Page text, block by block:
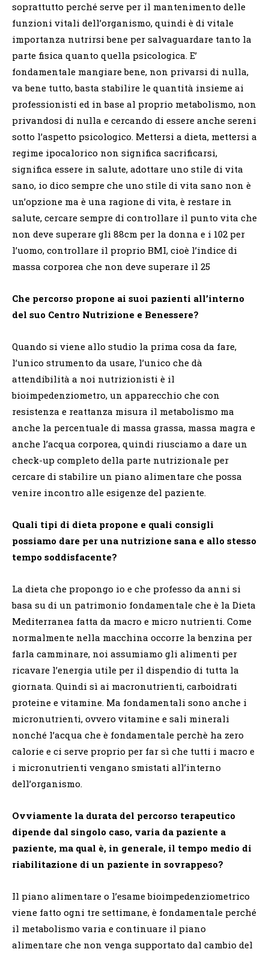
soprattutto perché serve per il mantenimento delle
funzioni vitali dell’organismo, quindi è di vitale
importanza nutrirsi bene per salvaguardare tanto la
parte fisica quanto quella psicologica. E’
fondamentale mangiare bene, non privarsi di nulla,
va bene tutto, basta stabilire le quantità insieme ai
professionisti ed in base al proprio metabolismo, non
privandosi di nulla e cercando di essere anche sereni
sotto l’aspetto psicologico. Mettersi a dieta, mettersi a
regime ipocalorico non significa sacrificarsi,
significa essere in salute, adottare uno stile di vita
sano, io dico sempre che uno stile di vita sano non è
un’opzione ma è una ragione di vita, è restare in
salute, cercare sempre di controllare il punto vita che
non deve superare gli 88cm per la donna e i 102 per
l’uomo, controllare il proprio BMI, cioè l’indice di
massa corporea che non deve superare il 25
Che percorso propone ai suoi pazienti all’interno
del suo Centro Nutrizione e Benessere?
Quando si viene allo studio la prima cosa da fare,
l’unico strumento da usare, l’unico che dà
attendibilità a noi nutrizionisti è il
bioimpedenziometro, un apparecchio che con
resistenza e reattanza misura il metabolismo ma
anche la percentuale di massa grassa, massa magra e
anche l’acqua corporea, quindi riusciamo a dare un
check-up completo della parte nutrizionale per
cercare di stabilire un piano alimentare che possa
venire incontro alle esigenze del paziente.
Quali tipi di dieta propone e quali consigli
possiamo dare per una nutrizione sana e allo stesso
tempo soddisfacente?
La dieta che propongo io e che professo da anni si
basa su di un patrimonio fondamentale che è la Dieta
Mediterranea fatta da macro e micro nutrienti. Come
normalmente nella macchina occorre la benzina per
farla camminare, noi assumiamo gli alimenti per
ricavare l’energia utile per il dispendio di tutta la
giornata. Quindi sì ai macronutrienti, carboidrati
proteine e vitamine. Ma fondamentali sono anche i
micronutrienti, ovvero vitamine e sali minerali
nonché l’acqua che è fondamentale perchè ha zero
calorie e ci serve proprio per far sì che tutti i macro e
i micronutrienti vengano smistati all’interno
dell’organismo.
Ovviamente la durata del percorso terapeutico
dipende dal singolo caso, varia da paziente a
paziente, ma qual è, in generale, il tempo medio di
riabilitazione di un paziente in sovrappeso?
Il piano alimentare o l’esame bioimpedenziometrico
viene fatto ogni tre settimane, è fondamentale perché
il metabolismo varia e continuare il piano
alimentare che non venga supportato dal cambio del